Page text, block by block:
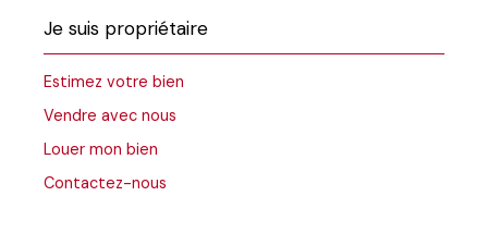
Je suis propriétaire
Estimez votre bien
Vendre avec nous
Louer mon bien
Contactez-nous